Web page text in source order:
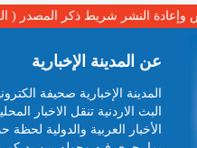
وإعادة النشر شريط ذكر المصدر (
عن المدينة الإخبارية
المدينة الإخبارية صحيفة
البث الاردنية تنقل الاخبار
الأخبار العربية والدولية لحظة